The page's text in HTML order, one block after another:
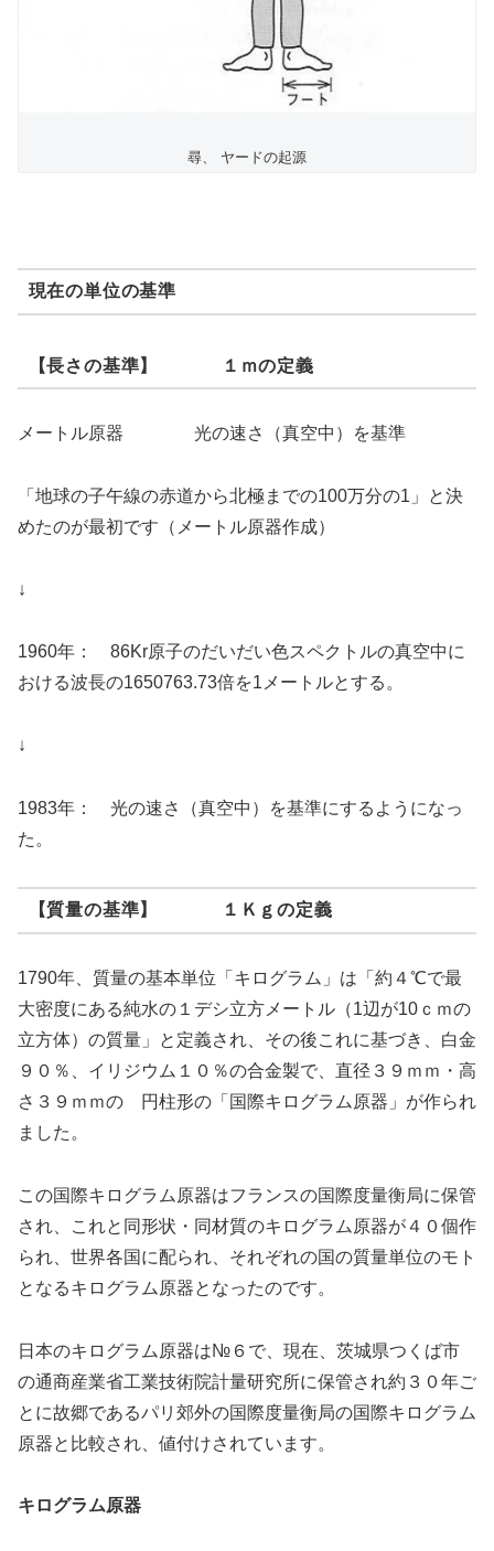
尋、 ヤードの起源
現在の単位の基準
【長さの基準】 １ｍの定義
メートル原器 光の速さ（真空中）を基準
「地球の子午線の赤道から北極までの100万分の1」と決
めたのが最初です（メートル原器作成）
↓
1960年： 86Kr原子のだいだい色スペクトルの真空中に
おける波長の1650763.73倍を1メートルとする。
↓
1983年： 光の速さ（真空中）を基準にするようになっ
た。
【質量の基準】 １Ｋｇの定義
1790年、質量の基本単位「キログラム」は「約４℃で最
大密度にある純水の１デシ立方メートル（1辺が10ｃｍの
立方体）の質量」と定義され、その後これに基づき、白金
９０％、イリジウム１０％の合金製で、直径３９ｍｍ・高
さ３９ｍｍの 円柱形の「国際キログラム原器」が作られ
ました。
この国際キログラム原器はフランスの国際度量衡局に保管
され、これと同形状・同材質のキログラム原器が４０個作
られ、世界各国に配られ、それぞれの国の質量単位のモト
となるキログラム原器となったのです。
日本のキログラム原器は№６で、現在、茨城県つくば市
の通商産業省工業技術院計量研究所に保管され約３０年ご
とに故郷であるパリ郊外の国際度量衡局の国際キログラム
原器と比較され、値付けされています。
キログラム原器